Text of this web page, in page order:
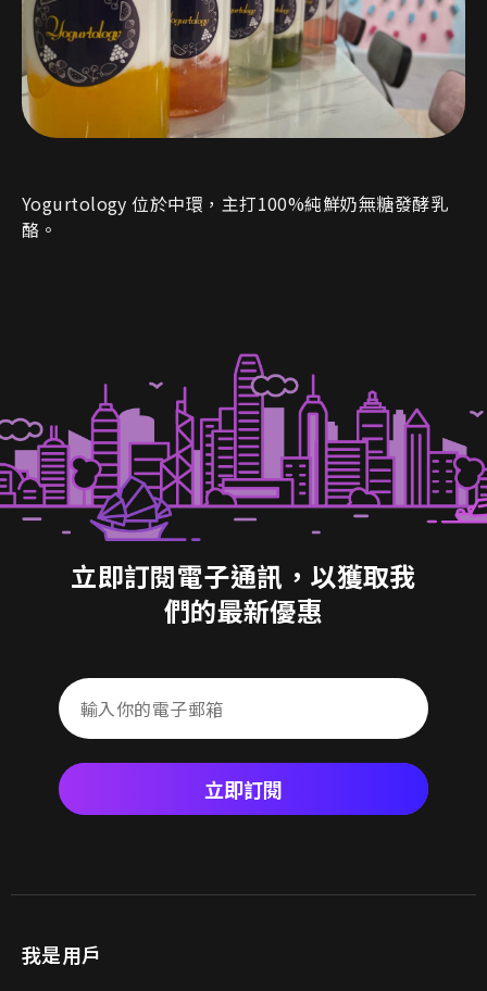
Yogurtology 位於中環，主打100%純鮮奶無糖發酵乳
酪。
立即訂閱電子通訊，以獲取我
們的最新優惠
立即訂閱
我是用戶